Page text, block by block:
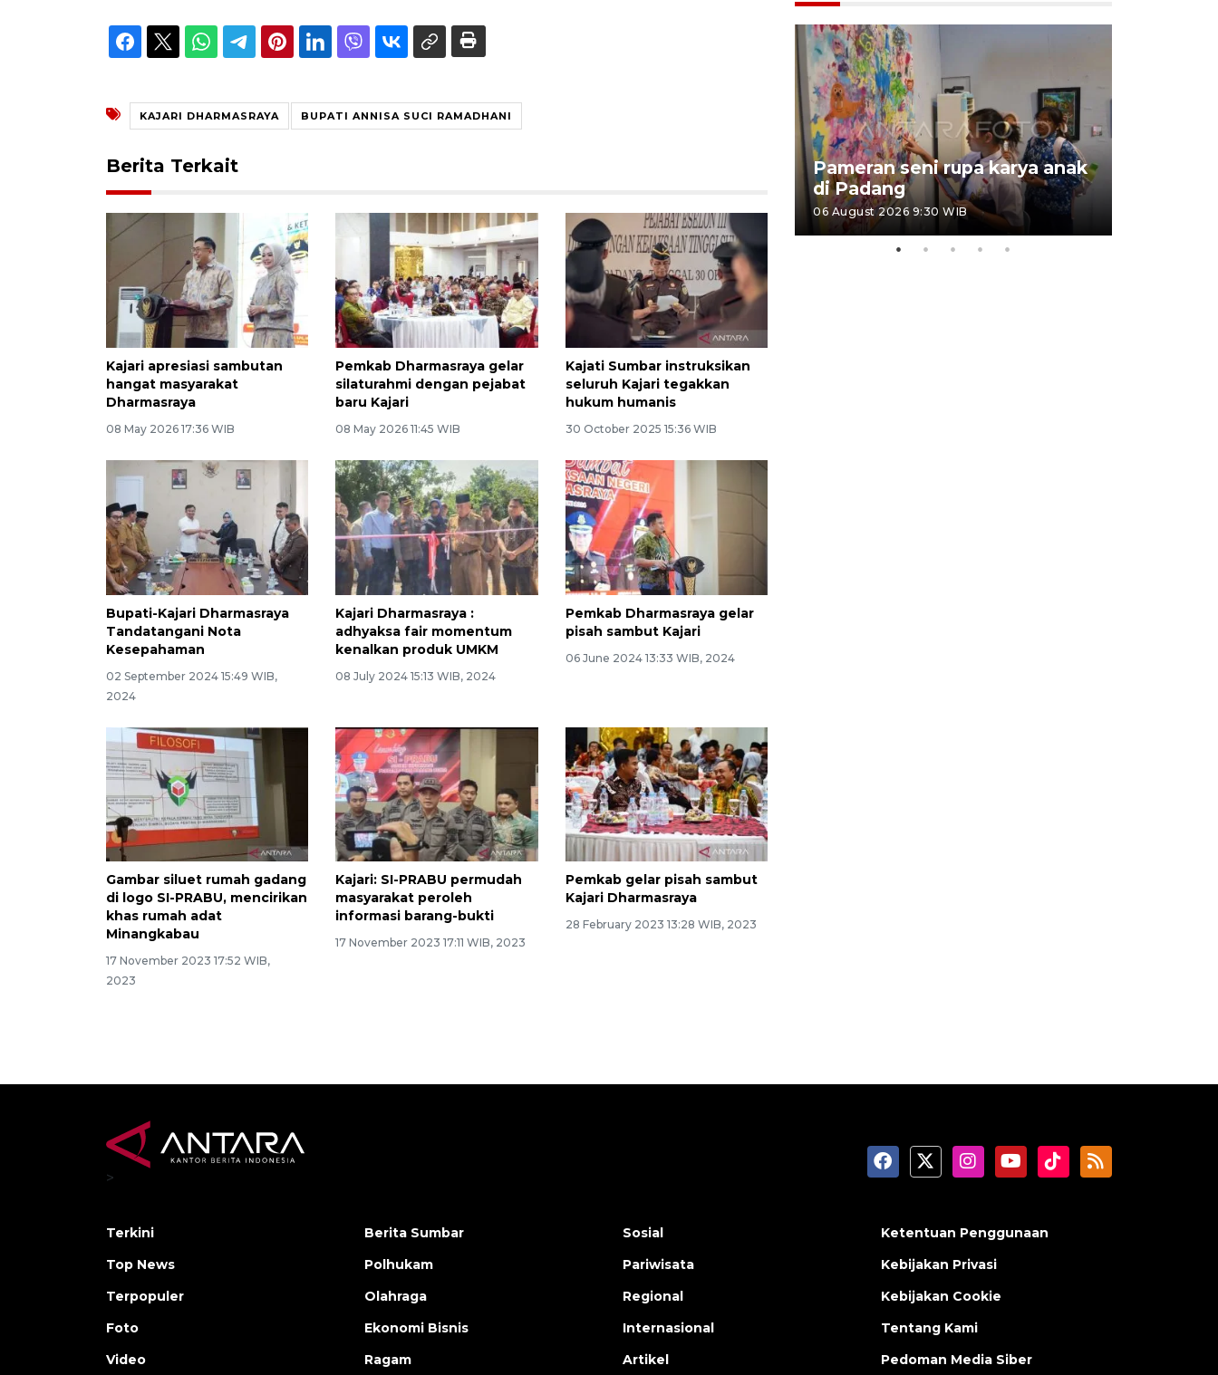
KAJARI DHARMASRAYA BUPATI ANNISA SUCI RAMADHANI
Berita Terkait
Kajari apresiasi sambutan
hangat masyarakat
Dharmasraya
08 May 2026 17:36 WIB
Pemkab Dharmasraya gelar
silaturahmi dengan pejabat
baru Kajari
08 May 2026 11:45 WIB
Kajati Sumbar instruksikan
seluruh Kajari tegakkan
hukum humanis
30 October 2025 15:36 WIB
Bupati-Kajari Dharmasraya
Tandatangani Nota
Kesepahaman
02 September 2024 15:49 WIB,
2024
Kajari Dharmasraya :
adhyaksa fair momentum
kenalkan produk UMKM
08 July 2024 15:13 WIB, 2024
Pemkab Dharmasraya gelar
pisah sambut Kajari
06 June 2024 13:33 WIB, 2024
Gambar siluet rumah gadang
di logo SI-PRABU, mencirikan
khas rumah adat
Minangkabau
17 November 2023 17:52 WIB,
2023
Kajari: SI-PRABU permudah
masyarakat peroleh
informasi barang-bukti
17 November 2023 17:11 WIB, 2023
Pemkab gelar pisah sambut
Kajari Dharmasraya
28 February 2023 13:28 WIB, 2023
05 August 2026 10:33 WIB
Pameran seni rupa karya anak
di Padang
06 August 2026 9:30 WIB
>
Terkini
Top News
Terpopuler
Foto
Video
Berita Sumbar
Polhukam
Olahraga
Ekonomi Bisnis
Ragam
Sosial
Pariwisata
Regional
Internasional
Artikel
Ketentuan Penggunaan
Kebijakan Privasi
Kebijakan Cookie
Tentang Kami
Pedoman Media Siber